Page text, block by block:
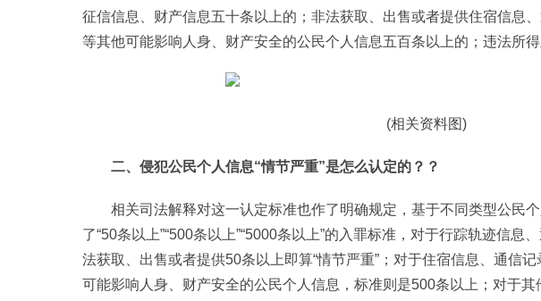
征信信息、财产信息五十条以上的；非法获取、出售或者提供住宿信息
等其他可能影响人身、财产安全的公民个人信息五百条以上的；违法所得
(相关资料图)
二、侵犯公民个人信息“情节严重”是怎么认定的？？
相关司法解释对这一认定标准也作了明确规定，基于不同类型公民
了“50条以上”“500条以上”“5000条以上”的入罪标准，对于行踪轨迹信息
法获取、出售或者提供50条以上即算“情节严重”；对于住宿信息、通信
可能影响人身、财产安全的公民个人信息，标准则是500条以上；对于